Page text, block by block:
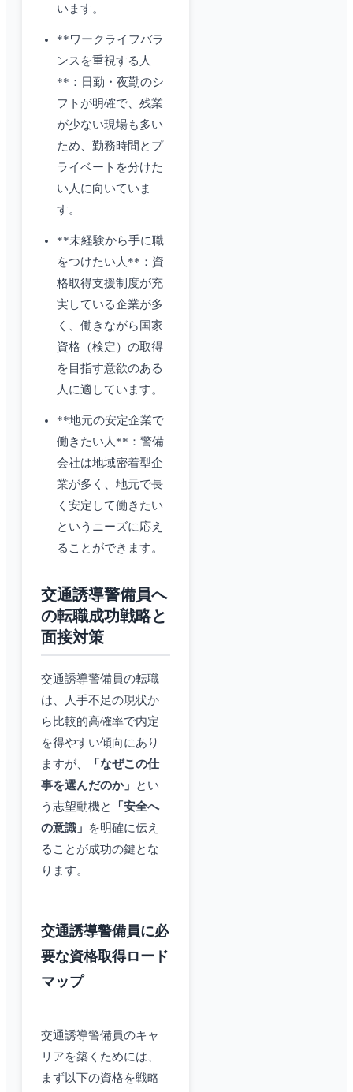
います。
**ワークライフバラ
ンスを重視する人
**：日勤・夜勤のシ
フトが明確で、残業
が少ない現場も多い
ため、勤務時間とプ
ライベートを分けた
い人に向いていま
す。
**未経験から手に職
をつけたい人**：資
格取得支援制度が充
実している企業が多
く、働きながら国家
資格（検定）の取得
を目指す意欲のある
人に適しています。
**地元の安定企業で
働きたい人**：警備
会社は地域密着型企
業が多く、地元で長
く安定して働きたい
というニーズに応え
ることができます。
交通誘導警備員へ
の転職成功戦略と
面接対策
交通誘導警備員の転職
は、人手不足の現状か
ら比較的高確率で内定
を得やすい傾向にあり
ますが、
「なぜこの仕
事を選んだのか」
とい
う志望動機と
「安全へ
の意識」
を明確に伝え
ることが成功の鍵とな
ります。
交通誘導警備員に必
要な資格取得ロード
マップ
交通誘導警備員のキャ
リアを築くためには、
まず以下の資格を戦略